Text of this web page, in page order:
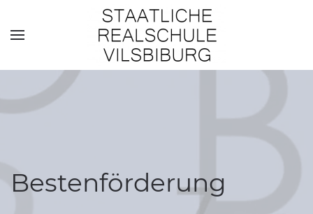
Skip to main content
Bestenförderung